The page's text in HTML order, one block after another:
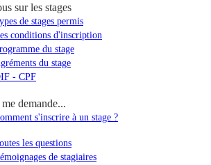
sur les stages
de stages permis
conditions d'inscription
du stage
du stage
- CPF
me demande...
s'inscrire à un stage ?
les questions
de stagiaires